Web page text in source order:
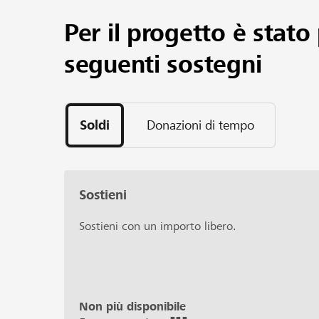
Per il progetto è stato
seguenti sostegni
Soldi Donazioni di tempo
Sostieni
Sostieni con un importo libero.
Non più disponibile